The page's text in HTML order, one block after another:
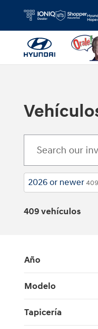
Saltar al contenido
2026 or newer 409
409 vehículos
Año
Modelo
Tapicería